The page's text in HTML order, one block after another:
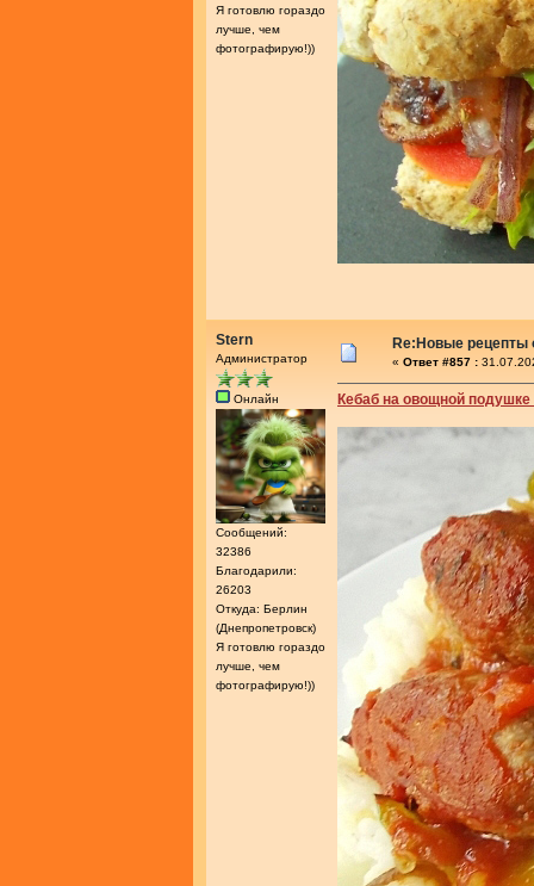
Я готовлю гораздо
лучше, чем
фотографирую!))
Stern
Администратор
Онлайн
Сообщений:
32386
Благодарили:
26203
Откуда: Берлин
(Днепропетровск)
Я готовлю гораздо
лучше, чем
фотографирую!))
Re:Новые рецепты
« Ответ #857 :
Кебаб на овощной подушке